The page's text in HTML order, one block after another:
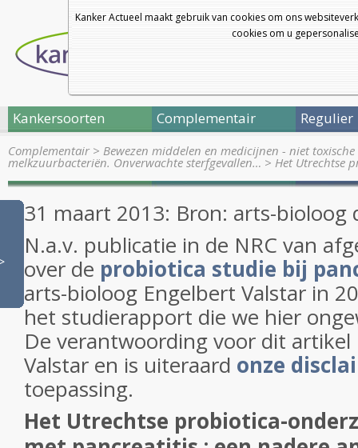
Kanker Actueel maakt gebruik van cookies om ons
cookies om u
Kankersoorten Complementair Regulier
Complementair> Bewezen middelen en medicijnen - niet
melkzuurbacteriën. Onverwachte sterfgevallen… > Het Utrechtse
31 maart 2013: Bron: arts-bioloog
N.a.v. publicatie in de NRC van
over de probiotica studie bij
arts-bioloog Engelbert Valstar in
het studierapport die we hier
De verantwoording voor dit
Valstar en is uiteraard onze
toepassing.
Het Utrechtse probiotica-